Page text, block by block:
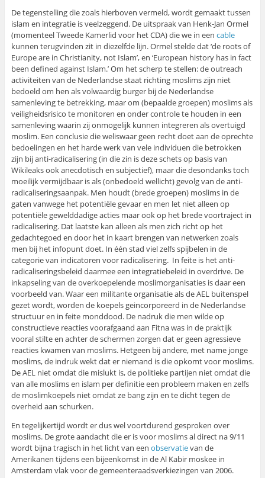
De tegenstelling die zoals hierboven vermeld, wordt gemaakt tussen
islam en integratie is veelzeggend. De uitspraak van Henk-Jan Ormel
(momenteel Tweede Kamerlid voor het CDA) die we in een cable
kunnen terugvinden zit in diezelfde lijn. Ormel stelde dat ‘de roots of
Europe are in Christianity, not Islam’, en ‘European history has in fact
been defined against Islam.’ Om het scherp te stellen: de outreach
activiteiten van de Nederlandse staat richting moslims zijn niet
bedoeld om hen als volwaardig burger bij de Nederlandse
samenleving te betrekking, maar om (bepaalde groepen) moslims als
veiligheidsrisico te monitoren en onder controle te houden in een
samenleving waarin zij onmogelijk kunnen integreren als overtuigd
moslim. Een conclusie die weliswaar geen recht doet aan de oprechte
bedoelingen en het harde werk van vele individuen die betrokken
zijn bij anti-radicalisering (in die zin is deze schets op basis van
Wikileaks ook anecdotisch en subjectief), maar die desondanks toch
moeilijk vermijdbaar is als (onbedoeld wellicht) gevolg van de anti-
radicaliseringsaanpak. Men houdt (brede groepen) moslims in de
gaten vanwege het potentiële gevaar en men let niet alleen op
potentiële gewelddadige acties maar ook op het brede voortraject in
radicalisering. Dat laatste kan alleen als men zich richt op het
gedachtegoed en door het in kaart brengen van netwerken zoals
men bij het infopunt doet. In één stad viel zelfs spijbelen in de
categorie van indicatoren voor radicalisering. In feite is het anti-
radicaliseringsbeleid daarmee een integratiebeleid in overdrive. De
inkapseling van de overkoepelende moslimorganisaties is daar een
voorbeeld van. Waar een militante organisatie als de AEL buitenspel
gezet wordt, worden de koepels geincorporeerd in de Nederlandse
structuur en in feite monddood. De nadruk die men wilde op
constructieve reacties voorafgaand aan Fitna was in de praktijk
vooral stilte en achter de schermen zorgen dat er geen agressieve
reacties kwamen van moslims. Hetgeen bij andere, met name jonge
moslims, de indruk wekt dat er niemand is die opkomt voor moslims.
De AEL niet omdat die mislukt is, de politieke partijen niet omdat die
van alle moslims en islam per definitie een probleem maken en zelfs
de moslimkoepels niet omdat ze bang zijn en te dicht tegen de
overheid aan schurken.
En tegelijkertijd wordt er dus wel voortdurend gesproken over
moslims. De grote aandacht die er is voor moslims al direct na 9/11
wordt bijna tragisch in het licht van een observatievan de
Amerikanen tijdens een bijeenkomst in de Al Kabir moskee in
Amsterdam vlak voor de gemeenteraadsverkiezingen van 2006.